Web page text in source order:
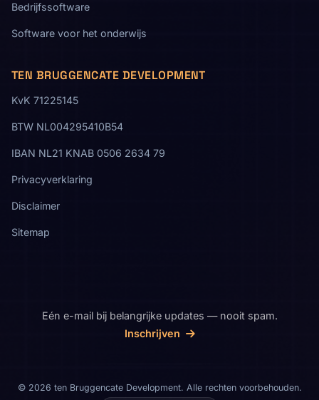
Bedrijfssoftware
Software voor het onderwijs
TEN BRUGGENCATE DEVELOPMENT
KvK 71225145
BTW NL004295410B54
IBAN NL21 KNAB 0506 2634 79
Privacyverklaring
Disclaimer
Sitemap
Eén e-mail bij belangrijke updates — nooit spam.
Inschrijven
© 2026 ten Bruggencate Development. Alle rechten voorbehouden.